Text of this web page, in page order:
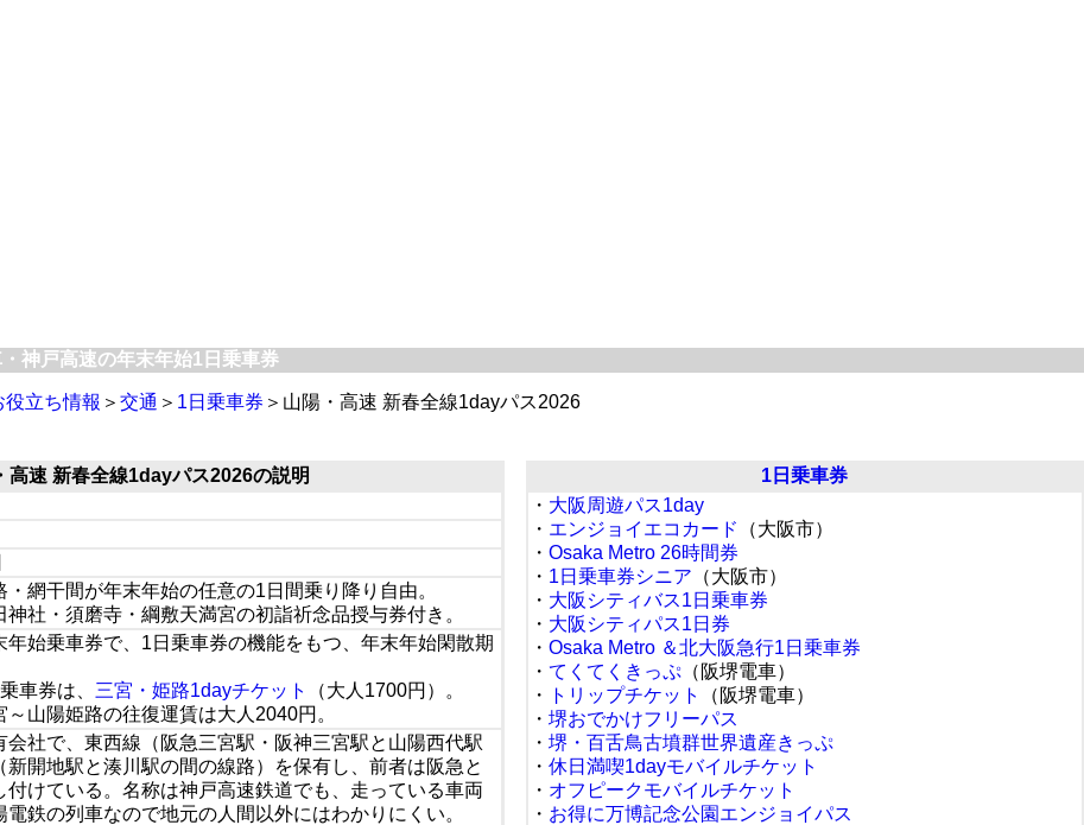
神戸高速の年末年始1日乗車券
立ち情報 ＞ 交通 ＞ 1日乗車券 ＞山陽・高速 新春全線1dayパス2026
高速 新春全線1dayパス2026の説明
・網干間が年末年始の任意の1日間乗り降り自由。
神社・須磨寺・綱敷天満宮の初詣祈念品授与券付き。
年始乗車券で、1日乗車券の機能をもつ、年末年始閑散期
車券は、 三宮・姫路1dayチケット
（大人1700円）。
～山陽姫路の往復運賃は大人2040円。
会社で、東西線（阪急三宮駅・阪神三宮駅と山陽西代駅
開地駅と湊川駅の間の線路）を保有し、前者は阪急と
付けている。名称は神戸高速鉄道でも、走っている車両
鉄の列車なので地元の人間以外にはわかりにくい。
1日乗車券
・ 大阪周遊パス1day
・ エンジョイエコカード （大阪市）
・ Osaka Metro 26時間券
・ 1日乗車券シニア （大阪市）
・ 大阪シティバス1日乗車券
・ 大阪シティパス1日券
・ Osaka Metro ＆北大阪急行1日乗車券
・ てくてくきっぷ（阪堺電車）
・
トリップチケット
（阪堺電車）
・ 堺おでかけフリーパス
・ 堺・百舌鳥古墳群世界遺産きっぷ
・ 休日満喫1dayモバイルチケット
・ オフピークモバイルチケット
・ お得に万博記念公園エンジョイパス